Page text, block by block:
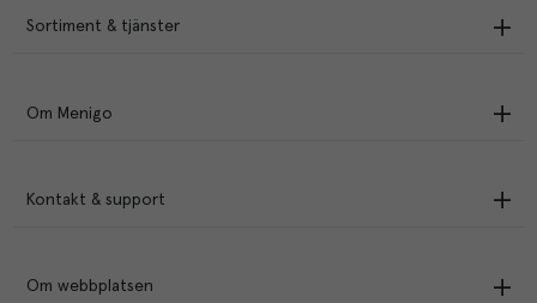
Sortiment & tjänster
Om Menigo
Kontakt & support
Om webbplatsen